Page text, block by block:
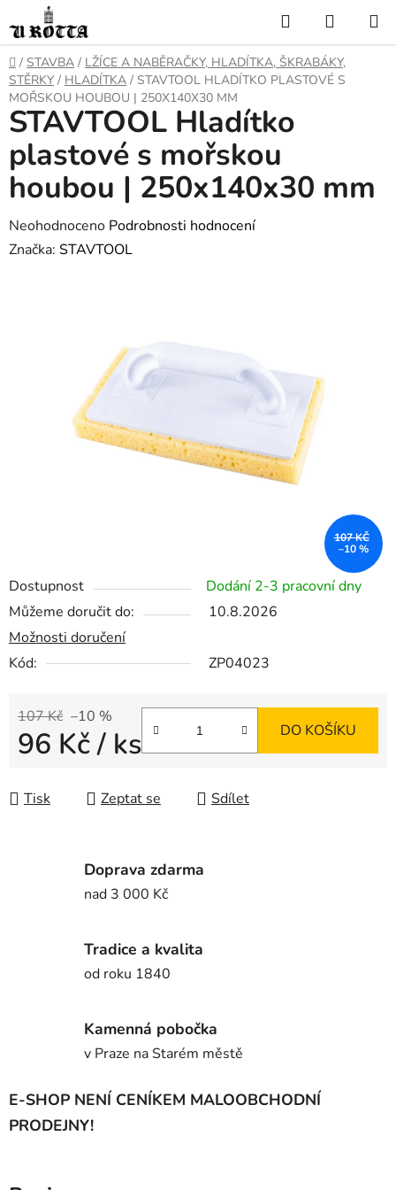
na
obsah
Hledat
KOŠÍK
DOMŮ
/ STAVBA / LŽÍCE A NABĚRAČKY, HLADÍTKA, ŠKRABÁKY,
STĚRKY / HLADÍTKA / STAVTOOL HLADÍTKO PLASTOVÉ S
MOŘSKOU HOUBOU | 250X140X30 MM
Dostupnost
Dodání 2-3 pracovní dny
Můžeme doručit do:
10.8.2026
Možnosti doručení
Kód:
ZP04023
107 Kč –10 %
96 Kč/ ks DO KOŠÍKU
Tisk Zeptat se Sdílet
STAVTOOL Hladítko
plastové s mořskou
houbou | 250x140x30 mm
Průměrné
hodnocení
Neohodnoceno Podrobnosti hodnocení
Značka: STAVTOOL
107 KČ
–10 %
Doprava zdarma
nad 3 000 Kč
Tradice a kvalita
od roku 1840
Kamenná pobočka
v Praze na Starém městě
E-SHOP NENÍ CENÍKEM MALOOBCHODNÍ
PRODEJNY!